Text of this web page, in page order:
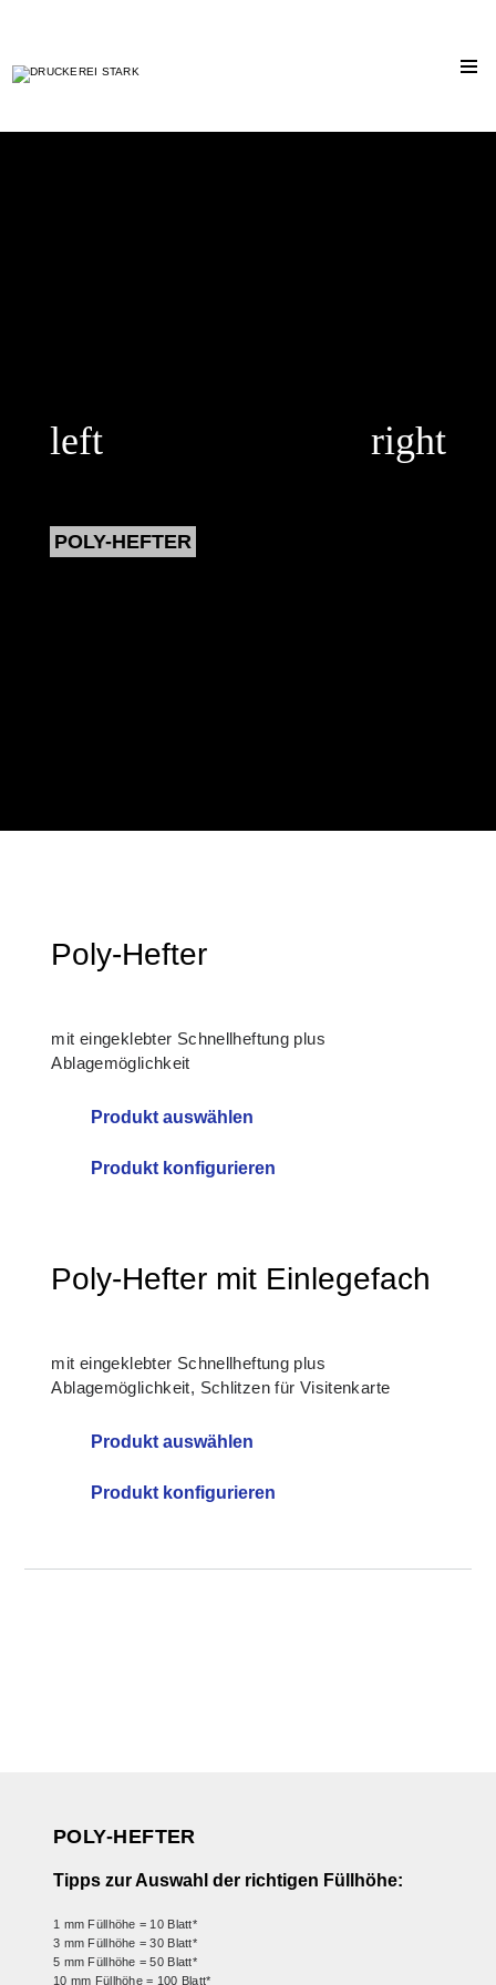
POLY-HEFTER
Poly-Hefter
mit eingeklebter Schnellheftung plus
Ablagemöglichkeit
Produkt konfigurieren
Poly-Hefter mit Einlegefach
mit eingeklebter Schnellheftung plus
Ablagemöglichkeit, Schlitzen für Visitenkarte
Produkt konfigurieren
POLY-HEFTER
Tipps zur Auswahl der richtigen Füllhöhe:
1 mm Füllhöhe = 10 Blatt*
3 mm Füllhöhe = 30 Blatt*
5 mm Füllhöhe = 50 Blatt*
10 mm Füllhöhe = 100 Blatt*